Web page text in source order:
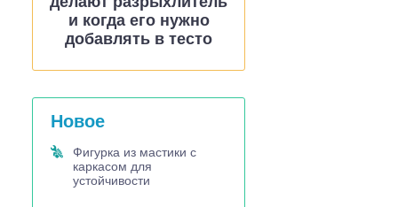
и когда его нужно
добавлять в тесто
Новое
Фигурка из мастики с
каркасом для
устойчивости